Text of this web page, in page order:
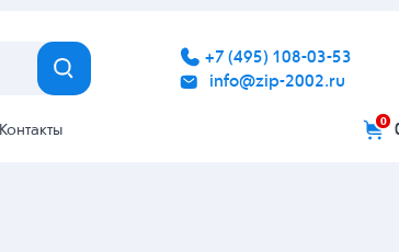
+7 (495) 108-03-53
info@zip-2002.ru
Контакты
0